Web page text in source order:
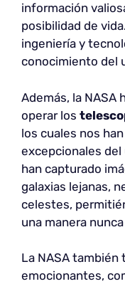
información
posibilidad de
ingeniería y
conocimiento del
Además, la NASA
operar los
los cuales nos
excepcionales
han capturado
galaxias lejanas,
celestes,
una manera
La NASA
emocionantes,